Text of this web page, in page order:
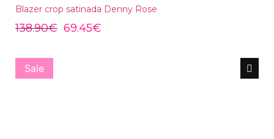
Blazer crop satinada Denny Rose
138.90€ 69.45€
Sale